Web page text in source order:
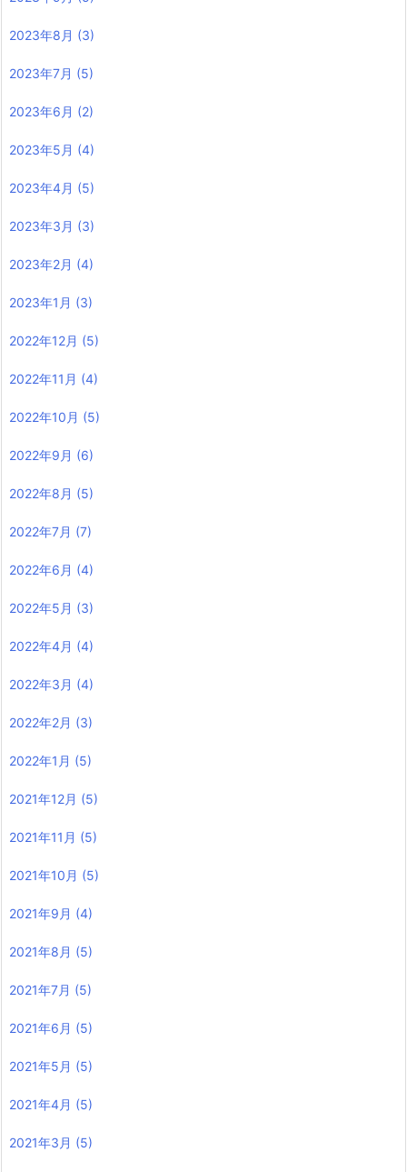
2023年8月 (3)
2023年7月 (5)
2023年6月 (2)
2023年5月 (4)
2023年4月 (5)
2023年3月 (3)
2023年2月 (4)
2023年1月 (3)
2022年12月 (5)
2022年11月 (4)
2022年10月 (5)
2022年9月 (6)
2022年8月 (5)
2022年7月 (7)
2022年6月 (4)
2022年5月 (3)
2022年4月 (4)
2022年3月 (4)
2022年2月 (3)
2022年1月 (5)
2021年12月 (5)
2021年11月 (5)
2021年10月 (5)
2021年9月 (4)
2021年8月 (5)
2021年7月 (5)
2021年6月 (5)
2021年5月 (5)
2021年4月 (5)
2021年3月 (5)